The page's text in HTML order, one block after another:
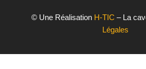
© Une Réalisation H-TIC – La
Légales